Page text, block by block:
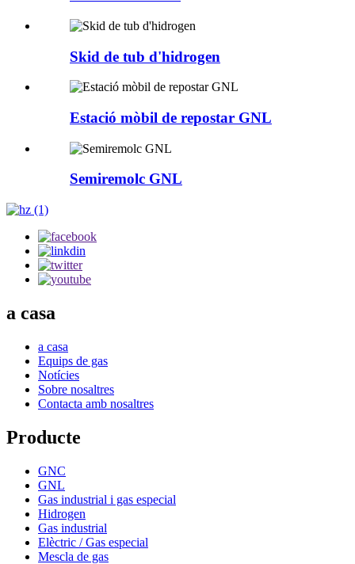
Skid de tub d'hidrogen
Estació mòbil de repostar GNL
Semiremolc GNL
a casa
a casa
Equips de gas
Notícies
Sobre nosaltres
Contacta amb nosaltres
Producte
GNC
GNL
Gas industrial i gas especial
Hidrogen
Gas industrial
Elèctric / Gas especial
Mescla de gas